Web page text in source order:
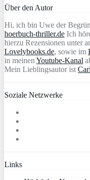
Über den Autor
Hi, ich bin Uwe der
hoerbuch-thriller.de Ich
hierzu Rezensionen unter
Lovelybooks.de, sowie im
in meinen Youtube-Kanal
Mein Lieblingsautor ist
Soziale Netzwerke
Links